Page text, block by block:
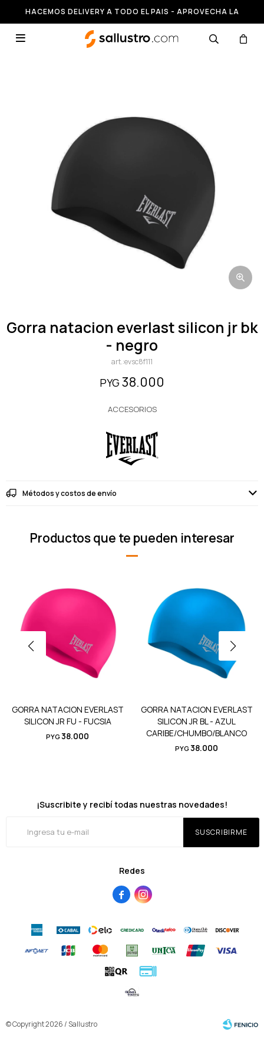
HACEMOS DELIVERY A TODO EL PAIS - APROVECHA LA
RUNNING HASTA 50% OFF

gorra natacion everlast silicon jr bk
- negro
evsc8f111
PYG 38.000
ACCESORIOS
Métodos y costos de envío
Productos que te pueden interesar
GORRA NATACION EVERLAST
SILICON JR FU - FUCSIA
PYG38.000
GORRA NATACION EVERLAST
SILICON JR BL - AZUL
CARIBE/CHUMBO/BLANCO
PYG38.000
Redes
 
¡Suscribite y recibí todas nuestras novedades!
SUSCRIBIRME
© Copyright 2026 / Sallustro